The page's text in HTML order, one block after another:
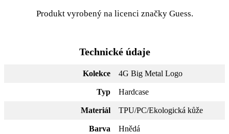
Produkt vyrobený na licenci značky Guess.
Technické údaje
Kolekce 4G Big Metal Logo
Typ Hardcase
Materiál TPU/PC/Ekologická kůže
Barva Hnědá